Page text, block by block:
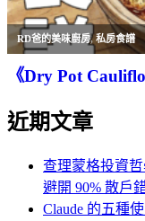
RD爸的美味廚房,私房食譜
《Dry Pot
近期文章
查理蒙格投資
避開 90% 散戶
Claude 的五種